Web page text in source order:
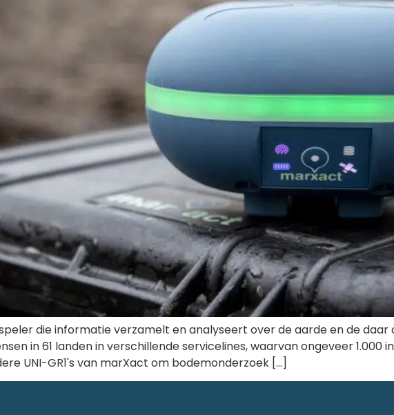
die informatie verzamelt en analyseert over de aarde en de daar
in 61 landen in verschillende servicelines, waarvan ongeveer 1.000
UNI-GR1's van marXact om bodemonderzoek [...]